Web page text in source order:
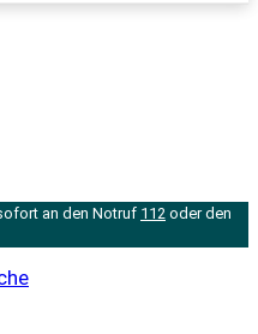
an den Notruf 112 oder den